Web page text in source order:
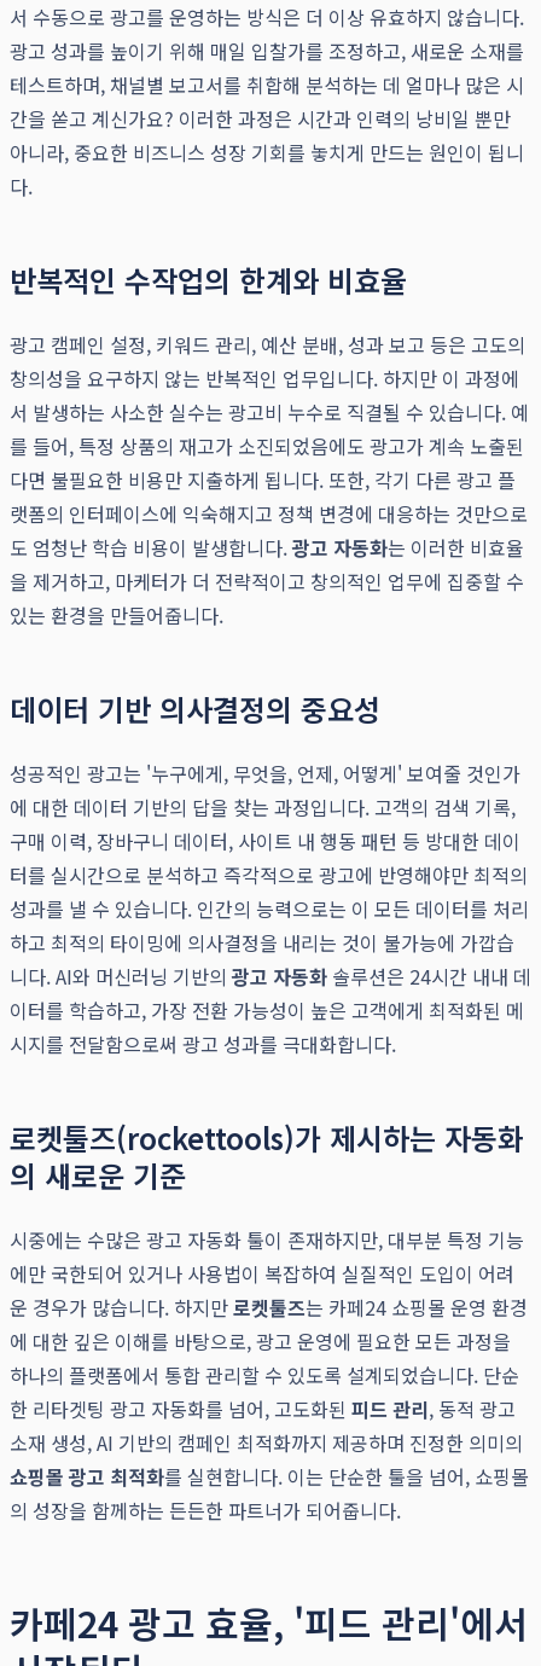
서 수동으로 광고를 운영하는 방식은 더 이상 유효하지 않습니다.
광고 성과를 높이기 위해 매일 입찰가를 조정하고, 새로운 소재를
테스트하며, 채널별 보고서를 취합해 분석하는 데 얼마나 많은 시
간을 쏟고 계신가요? 이러한 과정은 시간과 인력의 낭비일 뿐만
아니라, 중요한 비즈니스 성장 기회를 놓치게 만드는 원인이 됩니
다.
반복적인 수작업의 한계와 비효율
광고 캠페인 설정, 키워드 관리, 예산 분배, 성과 보고 등은 고도의
창의성을 요구하지 않는 반복적인 업무입니다. 하지만 이 과정에
서 발생하는 사소한 실수는 광고비 누수로 직결될 수 있습니다. 예
를 들어, 특정 상품의 재고가 소진되었음에도 광고가 계속 노출된
다면 불필요한 비용만 지출하게 됩니다. 또한, 각기 다른 광고 플
랫폼의 인터페이스에 익숙해지고 정책 변경에 대응하는 것만으로
도 엄청난 학습 비용이 발생합니다.광고 자동화는 이러한 비효율
을 제거하고, 마케터가 더 전략적이고 창의적인 업무에 집중할 수
있는 환경을 만들어줍니다.
데이터 기반 의사결정의 중요성
성공적인 광고는 '누구에게, 무엇을, 언제, 어떻게' 보여줄 것인가
에 대한 데이터 기반의 답을 찾는 과정입니다. 고객의 검색 기록,
구매 이력, 장바구니 데이터, 사이트 내 행동 패턴 등 방대한 데이
터를 실시간으로 분석하고 즉각적으로 광고에 반영해야만 최적의
성과를 낼 수 있습니다. 인간의 능력으로는 이 모든 데이터를 처리
하고 최적의 타이밍에 의사결정을 내리는 것이 불가능에 가깝습
니다. AI와 머신러닝 기반의광고 자동화 솔루션은 24시간 내내 데
이터를 학습하고, 가장 전환 가능성이 높은 고객에게 최적화된 메
시지를 전달함으로써 광고 성과를 극대화합니다.
로켓툴즈(rockettools)가 제시하는 자동화
의 새로운 기준
시중에는 수많은 광고 자동화 툴이 존재하지만, 대부분 특정 기능
에만 국한되어 있거나 사용법이 복잡하여 실질적인 도입이 어려
운 경우가 많습니다. 하지만로켓툴즈는 카페24 쇼핑몰 운영 환경
에 대한 깊은 이해를 바탕으로, 광고 운영에 필요한 모든 과정을
하나의 플랫폼에서 통합 관리할 수 있도록 설계되었습니다. 단순
한 리타겟팅 광고 자동화를 넘어, 고도화된 피드 관리, 동적 광고
소재 생성, AI 기반의 캠페인 최적화까지 제공하며 진정한 의미의
쇼핑몰 광고 최적화를 실현합니다. 이는 단순한 툴을 넘어, 쇼핑몰
의 성장을 함께하는 든든한 파트너가 되어줍니다.
카페24 광고 효율, '피드 관리'에서